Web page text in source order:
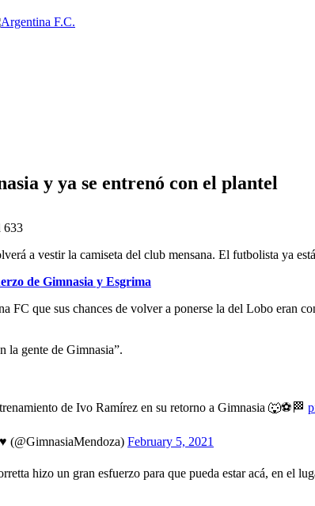
y ya se entrenó con el plantel
633
a vestir la camiseta del club mensana. El futbolista ya
de Gimnasia y Esgrima
FC que sus chances de volver a ponerse la del Lobo eran
la gente de Gimnasia”.
de Ivo Ramírez en su retorno a Gimnasia 🐺⚽🏁
(@GimnasiaMendoza) February 5, 2021
hizo un gran esfuerzo para que pueda estar acá, en el